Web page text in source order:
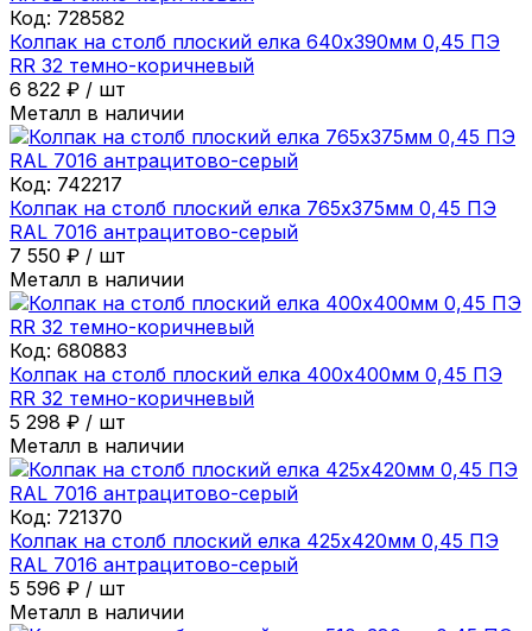
Код: 728582
Колпак на столб плоский елка 640х390мм 0,45 ПЭ
RR 32 темно-коричневый
6 822 ₽ / шт
Металл в наличии
Код: 742217
Колпак на столб плоский елка 765х375мм 0,45 ПЭ
RAL 7016 антрацитово-серый
7 550 ₽ / шт
Металл в наличии
Код: 680883
Колпак на столб плоский елка 400х400мм 0,45 ПЭ
RR 32 темно-коричневый
5 298 ₽ / шт
Металл в наличии
Код: 721370
Колпак на столб плоский елка 425х420мм 0,45 ПЭ
RAL 7016 антрацитово-серый
5 596 ₽ / шт
Металл в наличии